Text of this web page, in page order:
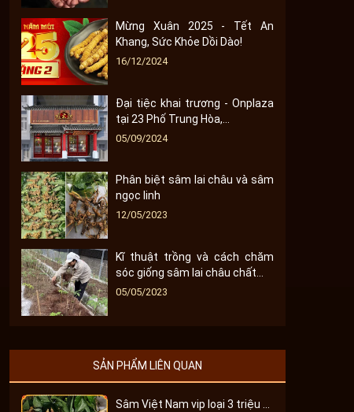
Mừng Xuân 2025 - Tết An
Khang, Sức Khỏe Dồi Dào!
16/12/2024
Đại tiệc khai trương - Onplaza
tại 23 Phố Trung Hòa,...
05/09/2024
Phân biệt sâm lai châu và sâm
ngọc linh
12/05/2023
Kĩ thuật trồng và cách chăm
sóc giống sâm lai châu chất...
05/05/2023
SẢN PHẨM LIÊN QUAN
Sâm Việt Nam vip loại 3 triệu 1